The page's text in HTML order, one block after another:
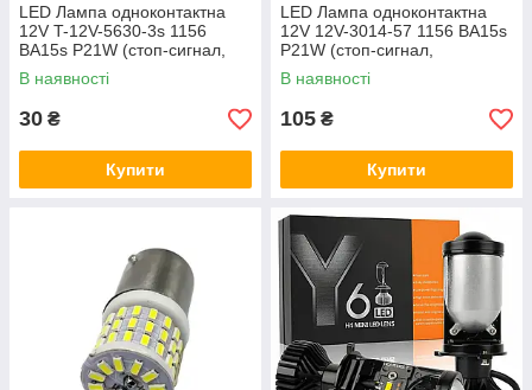
LED Лампа одноконтактна
12V T-12V-5630-3s 1156
BA15s P21W (cтоп-сигнал,
повороти)
В наявності
30 ₴
Купити
LED Лампа одноконтактна
12V 12V-3014-57 1156 BA15s
P21W (cтоп-сигнал,
повороти)
В наявності
105 ₴
Купити